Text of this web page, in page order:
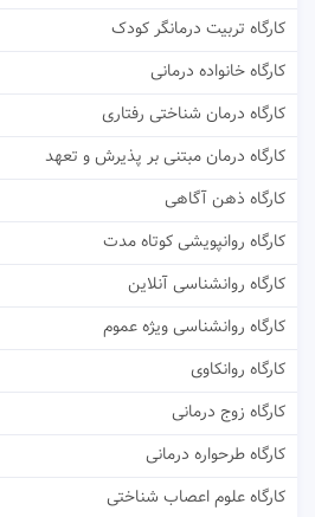
کارگاه تربیت درمانگر کودک
کارگاه خانواده درمانی
کارگاه درمان شناختی رفتاری
کارگاه درمان مبتنی بر پذیرش و تعهد
کارگاه ذهن آگاهی
کارگاه روانپویشی کوتاه مدت
کارگاه روانشناسی آنلاین
کارگاه روانشناسی ویژه عموم
کارگاه روانکاوی
کارگاه زوج درمانی
کارگاه طرحواره درمانی
کارگاه علوم اعصاب شناختی